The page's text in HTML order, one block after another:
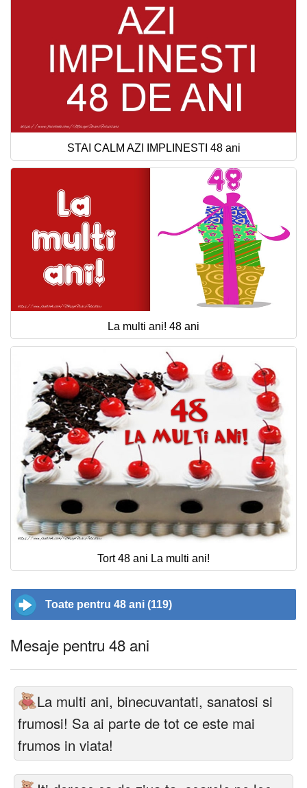
STAI CALM AZI IMPLINESTI 48 ani
La multi ani! 48 ani
Tort 48 ani La multi ani!
Toate pentru 48 ani (119)
Mesaje pentru 48 ani
La multi ani, binecuvantati, sanatosi si
frumosi! Sa ai parte de tot ce este mai
frumos in viata!